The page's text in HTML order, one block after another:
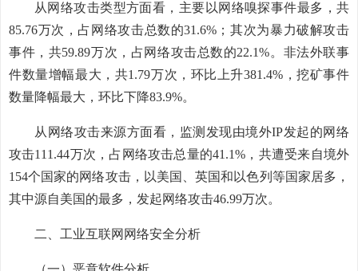
从网络攻击类型方面看，主要以网络嗅探事件最多，共
85.76万次，占网络攻击总数的31.6%；其次为暴力破解攻击
事件，共59.89万次，占网络攻击总数的22.1%。非法外联事
件数量增幅最大，共1.79万次，环比上升381.4%，挖矿事件
数量降幅最大，环比下降83.9%。
从网络攻击来源方面看，监测发现由境外IP发起的网络
攻击111.44万次，占网络攻击总量的41.1%，共遭受来自境外
154个国家的网络攻击，以美国、英国和以色列等国家居多，
其中源自美国的最多，发起网络攻击46.99万次。
二、工业互联网网络安全分析